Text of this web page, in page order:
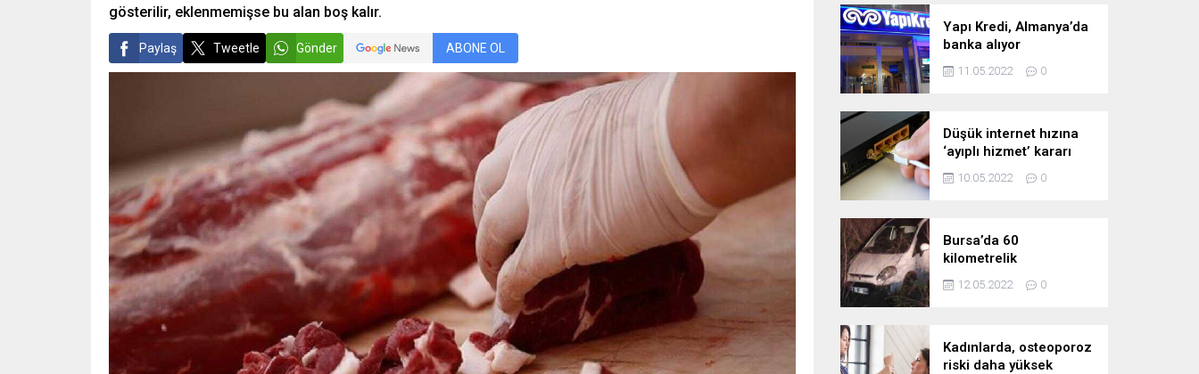
gösterilir, eklenmemişse bu alan boş kalır.
Paylaş Tweetle Gönder ABONE OL
Yapı Kredi, Almanya’da
banka alıyor
11.05.2022 0
Düşük internet hızına
‘ayıplı hizmet’ kararı
10.05.2022 0
Bursa’da 60
kilometrelik
kovalamaca!
12.05.2022 0
Kadınlarda, osteoporoz
riski daha yüksek